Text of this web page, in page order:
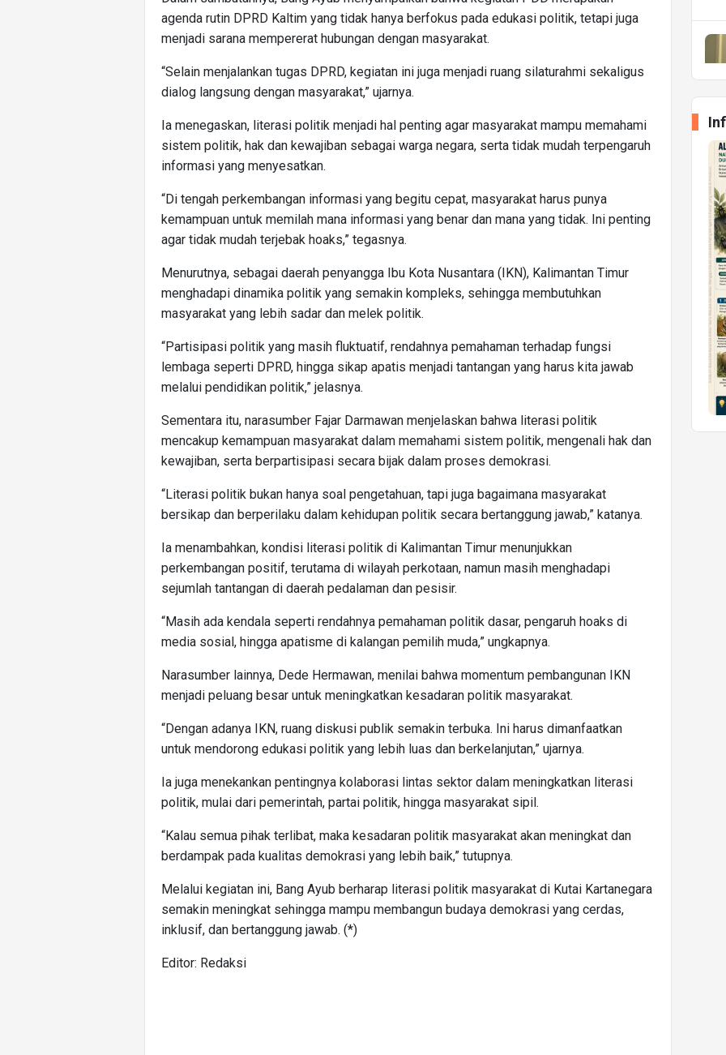
agenda rutin DPRD Kaltim yang tidak hanya berfokus pada edukasi politik, tetapi juga
menjadi sarana mempererat hubungan dengan masyarakat.
“Selain menjalankan tugas DPRD, kegiatan ini juga menjadi ruang silaturahmi sekaligus
dialog langsung dengan masyarakat,” ujarnya.
Ia menegaskan, literasi politik menjadi hal penting agar masyarakat mampu memahami
sistem politik, hak dan kewajiban sebagai warga negara, serta tidak mudah terpengaruh
informasi yang menyesatkan.
“Di tengah perkembangan informasi yang begitu cepat, masyarakat harus punya
kemampuan untuk memilah mana informasi yang benar dan mana yang tidak. Ini penting
agar tidak mudah terjebak hoaks,” tegasnya.
Menurutnya, sebagai daerah penyangga Ibu Kota Nusantara (IKN), Kalimantan Timur
menghadapi dinamika politik yang semakin kompleks, sehingga membutuhkan
masyarakat yang lebih sadar dan melek politik.
“Partisipasi politik yang masih fluktuatif, rendahnya pemahaman terhadap fungsi
lembaga seperti DPRD, hingga sikap apatis menjadi tantangan yang harus kita jawab
melalui pendidikan politik,” jelasnya.
Sementara itu, narasumber Fajar Darmawan menjelaskan bahwa literasi politik
mencakup kemampuan masyarakat dalam memahami sistem politik, mengenali hak dan
kewajiban, serta berpartisipasi secara bijak dalam proses demokrasi.
“Literasi politik bukan hanya soal pengetahuan, tapi juga bagaimana masyarakat
bersikap dan berperilaku dalam kehidupan politik secara bertanggung jawab,” katanya.
Ia menambahkan, kondisi literasi politik di Kalimantan Timur menunjukkan
perkembangan positif, terutama di wilayah perkotaan, namun masih menghadapi
sejumlah tantangan di daerah pedalaman dan pesisir.
“Masih ada kendala seperti rendahnya pemahaman politik dasar, pengaruh hoaks di
media sosial, hingga apatisme di kalangan pemilih muda,” ungkapnya.
Narasumber lainnya, Dede Hermawan, menilai bahwa momentum pembangunan IKN
menjadi peluang besar untuk meningkatkan kesadaran politik masyarakat.
“Dengan adanya IKN, ruang diskusi publik semakin terbuka. Ini harus dimanfaatkan
untuk mendorong edukasi politik yang lebih luas dan berkelanjutan,” ujarnya.
Ia juga menekankan pentingnya kolaborasi lintas sektor dalam meningkatkan literasi
politik, mulai dari pemerintah, partai politik, hingga masyarakat sipil.
“Kalau semua pihak terlibat, maka kesadaran politik masyarakat akan meningkat dan
berdampak pada kualitas demokrasi yang lebih baik,” tutupnya.
Melalui kegiatan ini, Bang Ayub berharap literasi politik masyarakat di Kutai Kartanegara
semakin meningkat sehingga mampu membangun budaya demokrasi yang cerdas,
inklusif, dan bertanggung jawab. (*)
Editor: Redaksi